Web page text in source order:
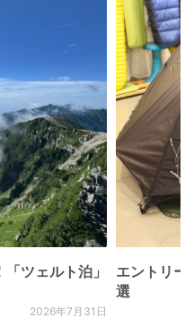
ツェルト泊」
2026年7月31日
エントリー
選